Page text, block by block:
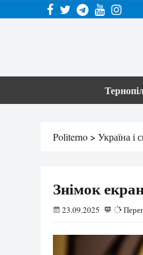
Politerno > Україна і
Знімок
23.09.2025 29